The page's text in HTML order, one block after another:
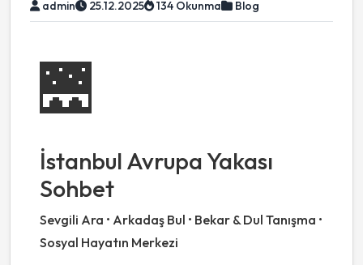
admin 25.12.2025 134 Okunma Blog
🌉
İstanbul Avrupa Yakası
Sohbet
Sevgili Ara • Arkadaş Bul • Bekar & Dul Tanışma •
Sosyal Hayatın Merkezi